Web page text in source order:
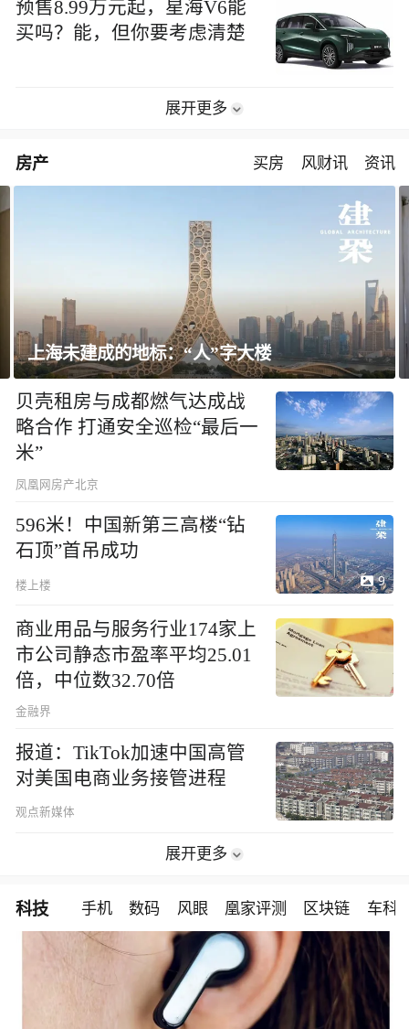
预售8.99万元起，星海V6能
买吗？能，但你要考虑清楚
展开更多
房产 买房 风财讯 资讯
“人”字大楼 飘窗竟然能变身全
贝壳租房与成都燃气达成战
略合作 打通安全巡检“最后一
米”
凤凰网房产北京
596米！中国新第三高楼“钻
石顶”首吊成功
楼上楼 9
商业用品与服务行业174家上
市公司静态市盈率平均25.01
倍，中位数32.70倍
金融界
报道：TikTok加速中国高管
对美国电商业务接管进程
观点新媒体
展开更多
科技 手机 数码 风眼 凰家评测 区块链 车科